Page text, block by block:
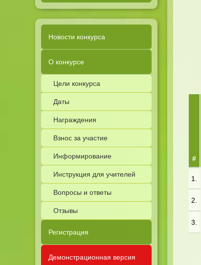
Новости конкурса
О конкурсе
Цели конкурса
Даты
Награждения
Взнос за участие
Информирование
Инструкция для учителей
Вопросы и ответы
Отзывы
Регистрация
Демонстрационная версия
#
1.
2.
3.